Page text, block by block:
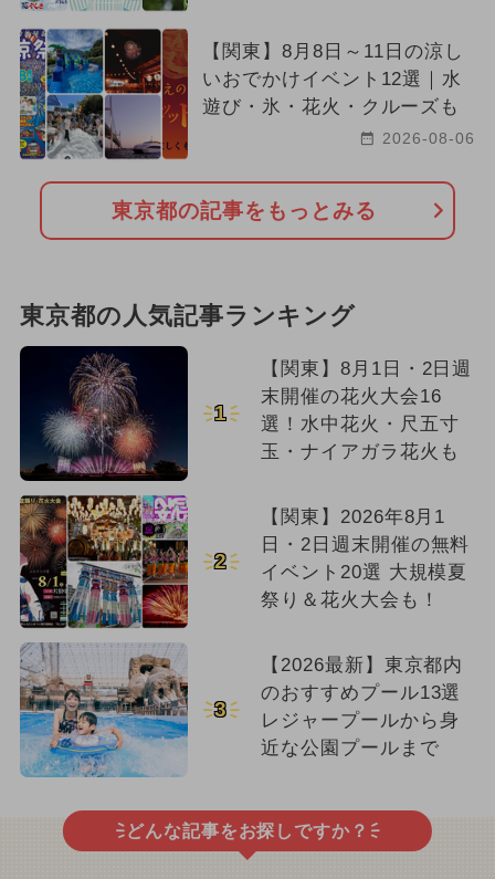
【関東】8月8日～11日の涼し
いおでかけイベント12選｜水
遊び・氷・花火・クルーズも
2026-08-06
東京都の記事をもっとみる
東京都の人気記事ランキング
1
【関東】8月1日・2日週
末開催の花火大会16
選！水中花火・尺五寸
玉・ナイアガラ花火も
2
【関東】2026年8月1
日・2日週末開催の無料
イベント20選 大規模夏
祭り＆花火大会も！
3
【2026最新】東京都内
のおすすめプール13選
レジャープールから身
近な公園プールまで
どんな記事をお探しですか？